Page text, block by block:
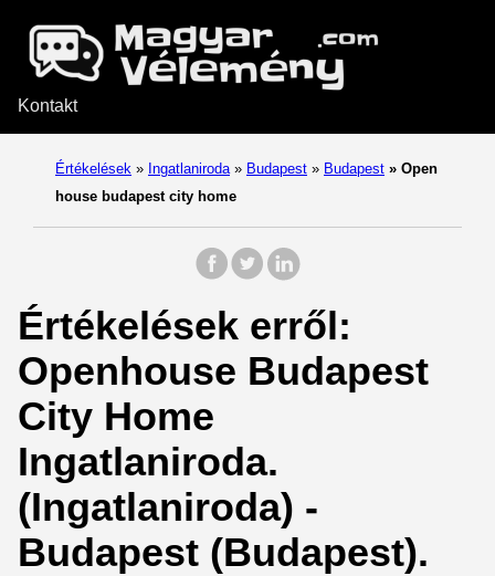
Kontakt
Értékelések » Ingatlaniroda » Budapest » Budapest » Open
house budapest city home
Értékelések erről:
Openhouse Budapest
City Home
Ingatlaniroda.
(Ingatlaniroda) -
Budapest (Budapest).